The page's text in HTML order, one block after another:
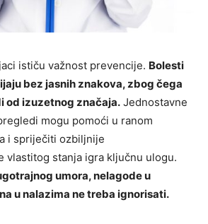
ističu važnost prevencije. Bolesti
bez jasnih znakova, zbog čega
od izuzetnog značaja. Jednostavne
mogu pomoći u ranom
i spriječiti ozbiljnije
vlastitog stanja igra ključnu ulogu.
umora, nelagode u
u nalazima ne treba ignorisati.